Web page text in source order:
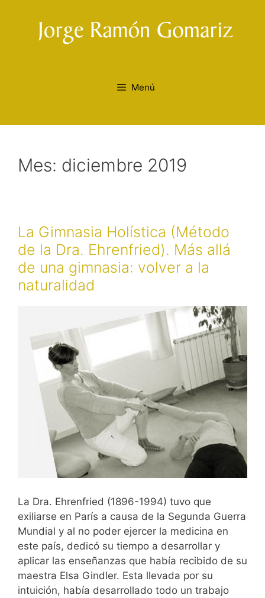
contenido
Menú
Mes: diciembre 2019
La Gimnasia Holística (Método
de la Dra. Ehrenfried). Más allá
de una gimnasia: volver a la
naturalidad
La Dra. Ehrenfried (1896-1994) tuvo que
exiliarse en París a causa de la Segunda Guerra
Mundial y al no poder ejercer la medicina en
este país, dedicó su tiempo a desarrollar y
aplicar las enseñanzas que había recibido de su
maestra Elsa Gindler. Esta llevada por su
intuición, había desarrollado todo un trabajo